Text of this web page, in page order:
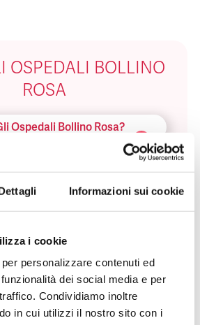
Informazioni sui cookie
i cookie
personalizzare contenuti ed
dei social media e per
Condividiamo inoltre
in cui utilizzi il nostro sito con i
OSPEDALI BOLLINO
ROSA
Ospedali Bollino Rosa?
I Servizi Offerti
Bollino Rosa?